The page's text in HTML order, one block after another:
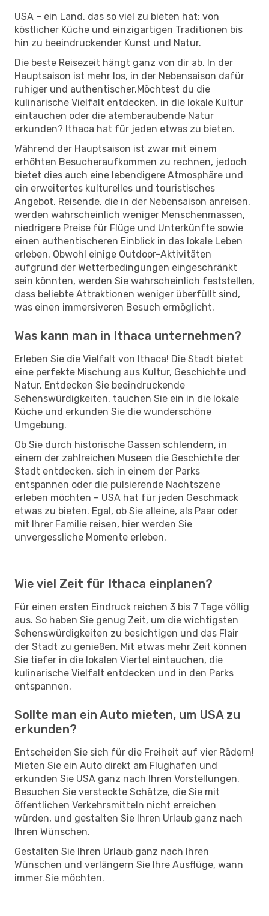
USA – ein Land, das so viel zu bieten hat: von
köstlicher Küche und einzigartigen Traditionen bis
hin zu beeindruckender Kunst und Natur.
Die beste Reisezeit hängt ganz von dir ab. In der
Hauptsaison ist mehr los, in der Nebensaison dafür
ruhiger und authentischer.Möchtest du die
kulinarische Vielfalt entdecken, in die lokale Kultur
eintauchen oder die atemberaubende Natur
erkunden? Ithaca hat für jeden etwas zu bieten.
Während der Hauptsaison ist zwar mit einem
erhöhten Besucheraufkommen zu rechnen, jedoch
bietet dies auch eine lebendigere Atmosphäre und
ein erweitertes kulturelles und touristisches
Angebot. Reisende, die in der Nebensaison anreisen,
werden wahrscheinlich weniger Menschenmassen,
niedrigere Preise für Flüge und Unterkünfte sowie
einen authentischeren Einblick in das lokale Leben
erleben. Obwohl einige Outdoor-Aktivitäten
aufgrund der Wetterbedingungen eingeschränkt
sein könnten, werden Sie wahrscheinlich feststellen,
dass beliebte Attraktionen weniger überfüllt sind,
was einen immersiveren Besuch ermöglicht.
Was kann man in Ithaca unternehmen?
Erleben Sie die Vielfalt von Ithaca! Die Stadt bietet
eine perfekte Mischung aus Kultur, Geschichte und
Natur. Entdecken Sie beeindruckende
Sehenswürdigkeiten, tauchen Sie ein in die lokale
Küche und erkunden Sie die wunderschöne
Umgebung.
Ob Sie durch historische Gassen schlendern, in
einem der zahlreichen Museen die Geschichte der
Stadt entdecken, sich in einem der Parks
entspannen oder die pulsierende Nachtszene
erleben möchten – USA hat für jeden Geschmack
etwas zu bieten. Egal, ob Sie alleine, als Paar oder
mit Ihrer Familie reisen, hier werden Sie
unvergessliche Momente erleben.
Wie viel Zeit für Ithaca einplanen?
Für einen ersten Eindruck reichen 3 bis 7 Tage völlig
aus. So haben Sie genug Zeit, um die wichtigsten
Sehenswürdigkeiten zu besichtigen und das Flair
der Stadt zu genießen. Mit etwas mehr Zeit können
Sie tiefer in die lokalen Viertel eintauchen, die
kulinarische Vielfalt entdecken und in den Parks
entspannen.
Sollte man ein Auto mieten, um USA zu
erkunden?
Entscheiden Sie sich für die Freiheit auf vier Rädern!
Mieten Sie ein Auto direkt am Flughafen und
erkunden Sie USA ganz nach Ihren Vorstellungen.
Besuchen Sie versteckte Schätze, die Sie mit
öffentlichen Verkehrsmitteln nicht erreichen
würden, und gestalten Sie Ihren Urlaub ganz nach
Ihren Wünschen.
Gestalten Sie Ihren Urlaub ganz nach Ihren
Wünschen und verlängern Sie Ihre Ausflüge, wann
immer Sie möchten.